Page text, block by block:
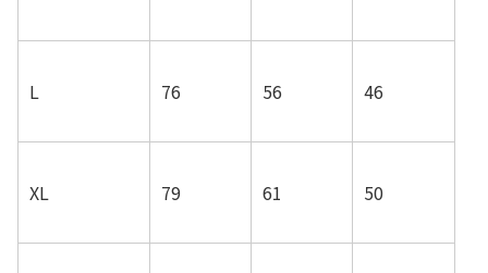
L 76 56 46
XL 79 61 50